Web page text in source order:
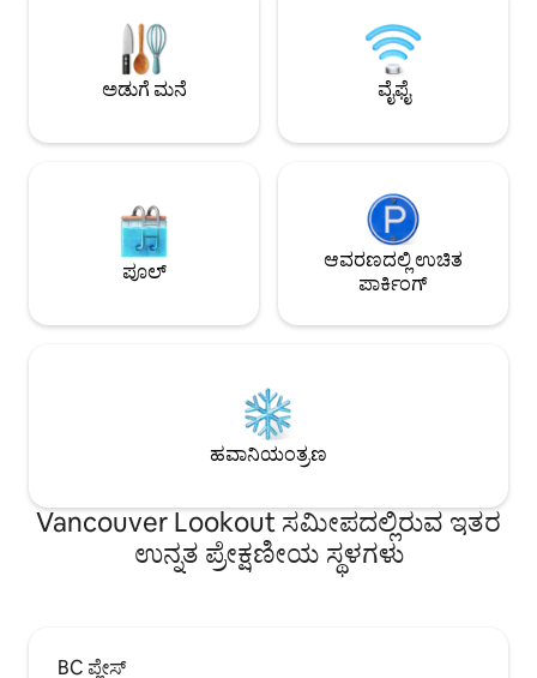
ಬೊಟಿಕ್ ಅಂಗಡಿಗಳಿಂದ ಕೆಲವೇ ಹೆಜ್ಜೆಗಳ
ದೂರದಲ್ಲಿದ್ದೀರಿ. ಮತ್ತು ಸ್ಕೈಟ್ರೇನ್ ಕೇವಲ 7 ನಿಮಿಷಗಳ
ನಡಿಗೆ ದೂರದಲ್ಲಿದೆ. ಆಧುನಿಕ ಶೈಲಿಯು
ಆರಾಮದಾಯಕವಾದ ಉಷ್ಣತೆಯನ್ನು ಪೂರೈಸುವಲ್ಲಿ,
ನೋಡುತ್ತೇವೆ!
ಯಾವುದೇ ಬಲವಂತವಾಗಿ
ಕಾಲ ಉಳಿಯಬಹುದು
ನಿಯಮಗಳಿಲ್ಲ.
ಅಡುಗೆ ಮನೆ ವೈಫೈ
ಪೂಲ್
ಆವರಣದಲ್ಲಿ ಉಚಿತ
ಪಾರ್ಕಿಂಗ್
ಹವಾನಿಯಂತ್ರಣ
Vancouver Lookout ಸಮೀಪದಲ್ಲಿರುವ ಇತರ
ಉನ್ನತ ಪ್ರೇಕ್ಷಣೀಯ ಸ್ಥಳಗಳು
BC ಪ್ಲೇಸ್